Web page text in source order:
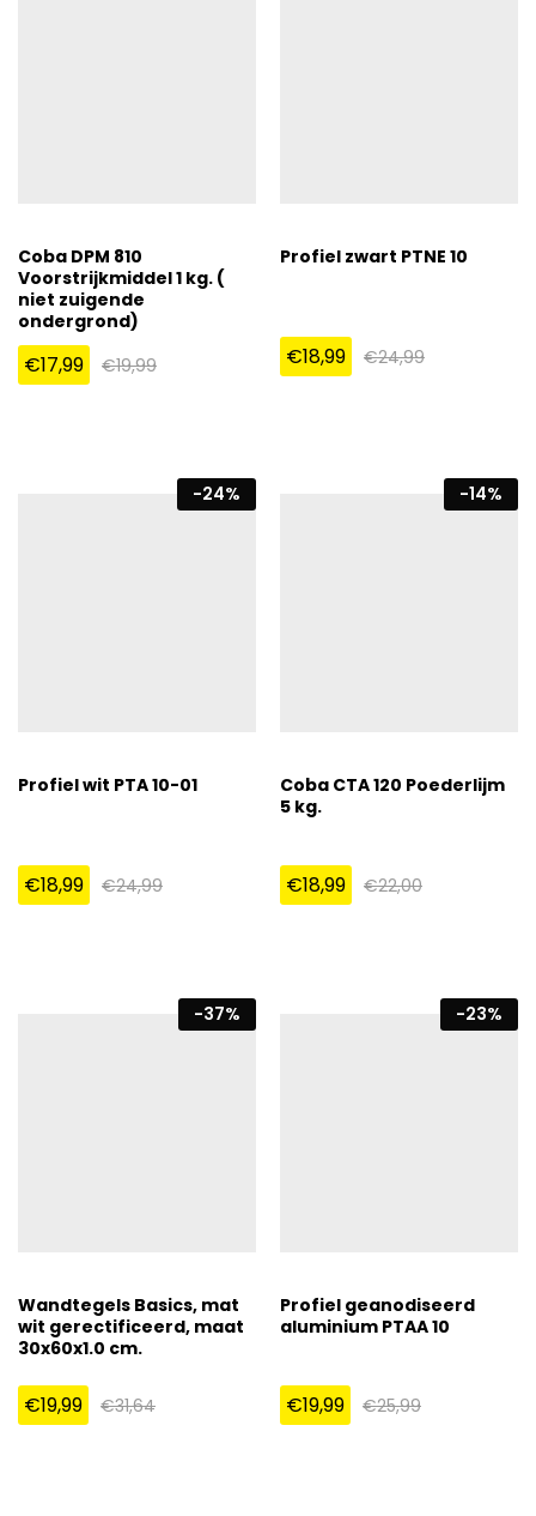
Coba DPM 810
Voorstrijkmiddel 1 kg. (
niet zuigende
ondergrond)
€17,99 €19,99
Profiel zwart PTNE 10
€18,99 €24,99
-24%
Profiel wit PTA 10-01
€18,99 €24,99
-14%
Coba CTA 120 Poederlijm
5 kg.
€18,99 €22,00
-37%
Wandtegels Basics, mat
wit gerectificeerd, maat
30x60x1.0 cm.
€19,99 €31,64
-23%
Profiel geanodiseerd
aluminium PTAA 10
€19,99 €25,99